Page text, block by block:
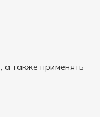
а также применять